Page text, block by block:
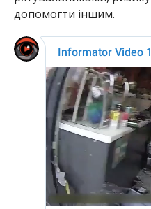
Раніше Інформатор
на тимчасовій
помер поліцейський з
писали, що в лікарні
дівчина, яка з
артобстріл у Нікополі.